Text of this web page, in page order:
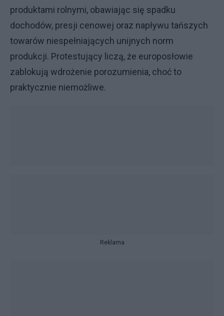
produktami rolnymi, obawiając się spadku
dochodów, presji cenowej oraz napływu tańszych
towarów niespełniających unijnych norm
produkcji. Protestujący liczą, że europosłowie
zablokują wdrożenie porozumienia, choć to
praktycznie niemożliwe.
Reklama